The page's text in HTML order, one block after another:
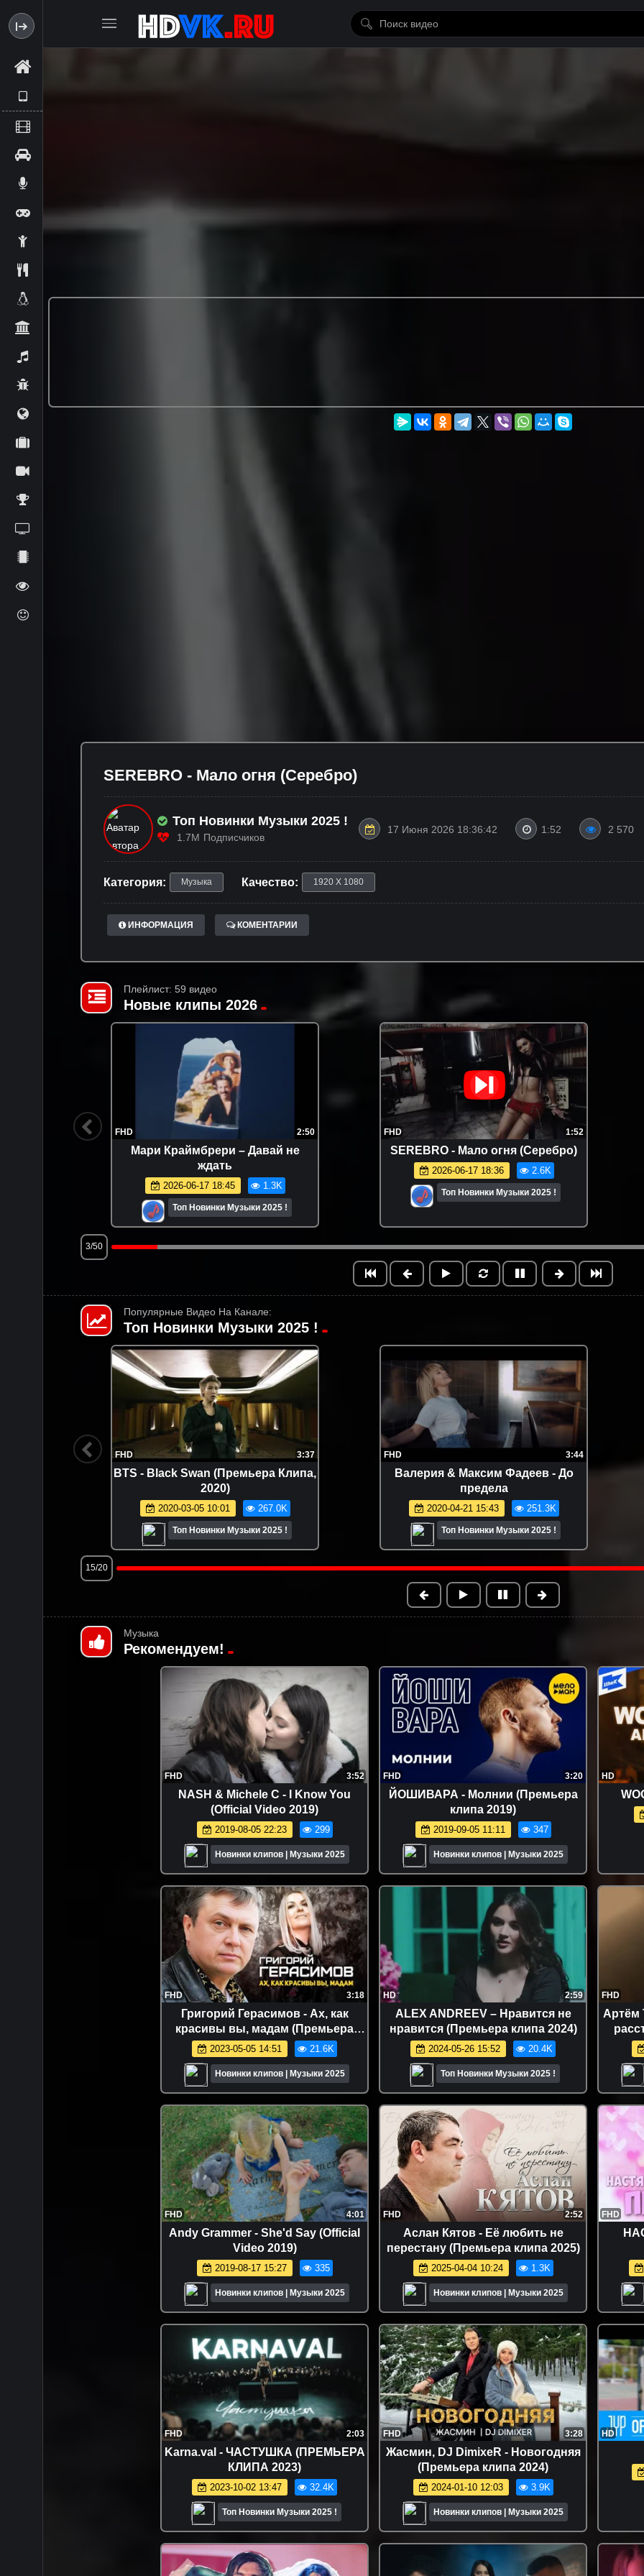
SEREBRO - Мало огня (Серебро)
Топ Новинки Музыки 2025 !
1.7M Подписчиков
17 Июня 2026 18:36:42 1:52 2 570
Категория: Музыка Качество: 1920 X 1080
ИНФОРМАЦИЯ КОМЕНТАРИИ
Плейлист: 59 видео
Новые клипы 2026
FHD 2:50
Мари Краймбрери – Давай не
ждать
2026-06-17 18:45 1.3K
Топ Новинки Музыки 2025 !
FHD 1:52
SEREBRO - Мало огня (Серебро)
2026-06-17 18:36 2.6K
Топ Новинки Музыки 2025 !
3/50
Популярные Видео На Канале:
Топ Новинки Музыки 2025 !
FHD 4:41
LINDEMANN - Platz Eins (Премьера
нового клипа, 2020)
2020-02-07 22:00 230.2K
Топ Новинки Музыки 2025 !
4K 1:59
SHUKASHA - ЭРОНДОНДОН
(ПРЕМЬЕРА КЛИПА 2024)
2024-03-06 19:01 227.3K
Топ Новинки Музыки 2025 !
18/20
Музыка
Рекомендуем!
FHD 3:52
NASH & Michele C - I Know You
(Official Video 2019)
2019-08-05 22:23 299
Новинки клипов | Музыки 2025
FHD 3:20
ЙОШИВАРА - Молнии (Премьера
клипа 2019)
2019-09-05 11:11 347
Новинки клипов | Музыки 2025
HD
FHD 3:18
Григорий Герасимов - Ах, как
красивы вы, мадам (Премьера
клипа 2023)
2023-05-05 14:51 21.6K
Новинки клипов | Музыки 2025
HD 2:59
ALEX ANDREEV – Нравится не
нравится (Премьера клипа 2024)
2024-05-26 15:52 20.4K
Топ Новинки Музыки 2025 !
FHD
Артём
FHD 4:01
Andy Grammer - She'd Say (Official
Video 2019)
2019-08-17 15:27 335
Новинки клипов | Музыки 2025
FHD 2:52
Аслан Кятов - Её любить не
перестану (Премьера клипа 2025)
2025-04-04 10:24 1.3K
Новинки клипов | Музыки 2025
FHD
FHD 2:03
Karna.val - ЧАСТУШКА (ПРЕМЬЕРА
КЛИПА 2023)
2023-10-02 13:47 32.4K
Топ Новинки Музыки 2025 !
FHD 3:28
Жасмин, DJ DimixeR - Новогодняя
(Премьера клипа 2024)
2024-01-10 12:03 3.9K
Новинки клипов | Музыки 2025
HD